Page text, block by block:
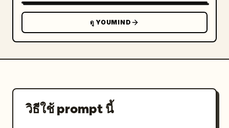
ดู YOUMIND
วิธีใช้ prompt นี้